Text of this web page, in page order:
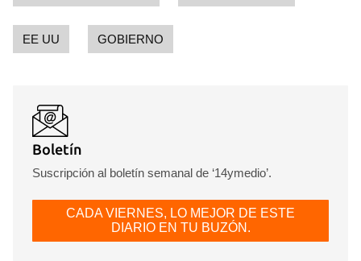
iniciar sesión con tu cuenta de 14ymedio.
EE UU GOBIERNO
Boletín
Suscripción al boletín semanal de ‘14ymedio’.
CADA VIERNES, LO MEJOR DE ESTE
DIARIO EN TU BUZÓN.